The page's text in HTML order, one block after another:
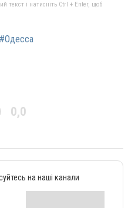
текст і натисніть Ctrl + Enter, щоб
#Одесса
0,0
на наші канали